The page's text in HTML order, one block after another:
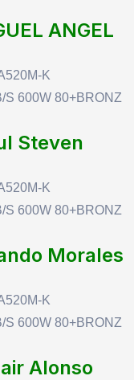
ANGEL
K
S 600W 80+BRONZ
Steven
K
S 600W 80+BRONZ
Morales
K
S 600W 80+BRONZ
Alonso